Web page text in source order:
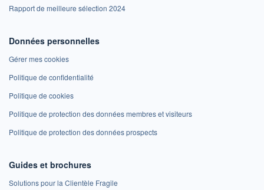
Rapport de meilleure sélection 2024
Données personnelles
Gérer mes cookies
Politique de confidentialité
Politique de cookies
Politique de protection des données membres et visiteurs
Politique de protection des données prospects
Guides et brochures
Solutions pour la Clientèle Fragile